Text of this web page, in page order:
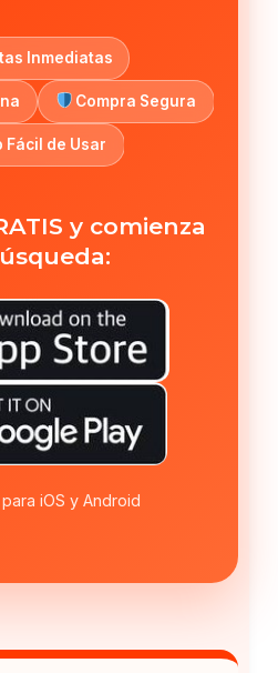
Inmediatas
Compra Segura
Fácil de Usar
y comienza
iOS y Android